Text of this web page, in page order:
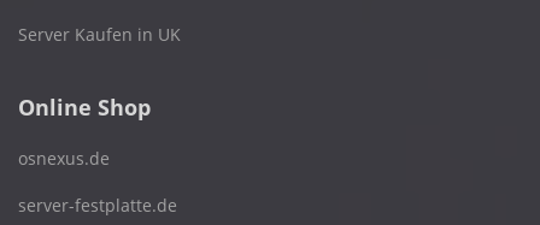
Server Kaufen in UK
Online Shop
osnexus.de
server-festplatte.de